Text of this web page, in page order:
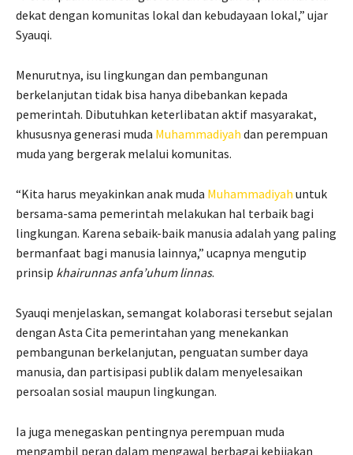
dekat dengan komunitas lokal dan kebudayaan lokal,” ujar
Syauqi.
Menurutnya, isu lingkungan dan pembangunan
berkelanjutan tidak bisa hanya dibebankan kepada
pemerintah. Dibutuhkan keterlibatan aktif masyarakat,
khususnya generasi muda Muhammadiyah dan perempuan
muda yang bergerak melalui komunitas.
“Kita harus meyakinkan anak muda Muhammadiyah untuk
bersama-sama pemerintah melakukan hal terbaik bagi
lingkungan. Karena sebaik-baik manusia adalah yang paling
bermanfaat bagi manusia lainnya,” ucapnya mengutip
prinsip khairunnas anfa’uhum linnas.
Syauqi menjelaskan, semangat kolaborasi tersebut sejalan
dengan Asta Cita pemerintahan yang menekankan
pembangunan berkelanjutan, penguatan sumber daya
manusia, dan partisipasi publik dalam menyelesaikan
persoalan sosial maupun lingkungan.
Ia juga menegaskan pentingnya perempuan muda
mengambil peran dalam mengawal berbagai kebijakan